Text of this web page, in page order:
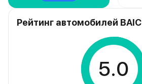
Рейтинг автомобилей BAIC
5.0